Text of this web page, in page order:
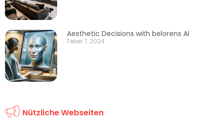
Aesthetic Decisions with belorens AI
Feber 7, 2024
Nützliche Webseiten